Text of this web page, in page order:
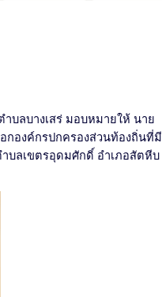
บลบางเสร่ มอบหมายให้ นาย
กองค์กรปกครองส่วนท้องถิ่นที่มี
บลเขตรอุดมศักดิ์ อำเภอสัตหีบ